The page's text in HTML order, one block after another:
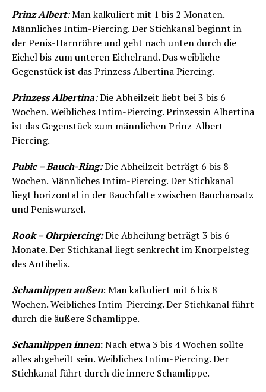
Prinz Albert:Man kalkuliert mit 1 bis 2 Monaten.
Männliches Intim-Piercing. Der Stichkanal beginnt in
der Penis-Harnröhre und geht nach unten durch die
Eichel bis zum unteren Eichelrand. Das weibliche
Gegenstück ist das Prinzess Albertina Piercing.
Prinzess Albertina:Die Abheilzeit liebt bei 3 bis 6
Wochen. Weibliches Intim-Piercing. Prinzessin Albertina
ist das Gegenstück zum männlichen Prinz-Albert
Piercing.
Pubic – Bauch-Ring:Die Abheilzeit beträgt 6 bis 8
Wochen. Männliches Intim-Piercing. Der Stichkanal
liegt horizontal in der Bauchfalte zwischen Bauchansatz
und Peniswurzel.
Rook – Ohrpiercing:Die Abheilung beträgt 3 bis 6
Monate. Der Stichkanal liegt senkrecht im Knorpelsteg
des Antihelix.
Schamlippen außen: Man kalkuliert mit 6 bis 8
Wochen. Weibliches Intim-Piercing. Der Stichkanal führt
durch die äußere Schamlippe.
Schamlippen innen:Nach etwa 3 bis 4 Wochen sollte
alles abgeheilt sein. Weibliches Intim-Piercing. Der
Stichkanal führt durch die innere Schamlippe.